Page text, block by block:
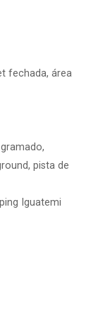
fechada, área
pista de
Iguatemi